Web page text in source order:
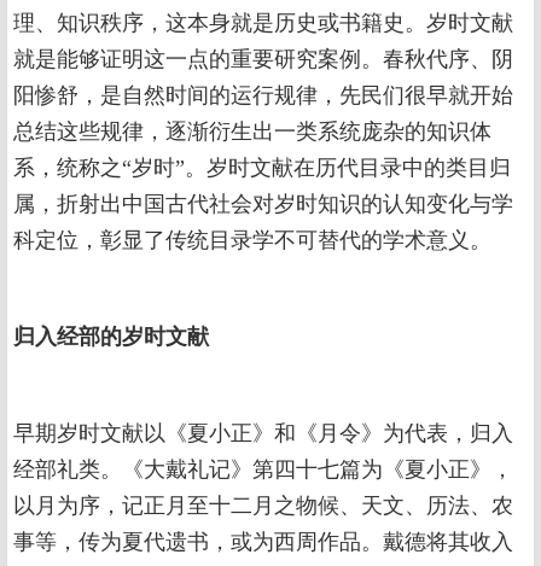
理、知识秩序，这本身就是历史或书籍史。岁时文献
就是能够证明这一点的重要研究案例。春秋代序、阴
阳惨舒，是自然时间的运行规律，先民们很早就开始
总结这些规律，逐渐衍生出一类系统庞杂的知识体
系，统称之“岁时”。岁时文献在历代目录中的类目归
属，折射出中国古代社会对岁时知识的认知变化与学
科定位，彰显了传统目录学不可替代的学术意义。
归入经部的岁时文献
早期岁时文献以《夏小正》和《月令》为代表，归入
经部礼类。《大戴礼记》第四十七篇为《夏小正》，
以月为序，记正月至十二月之物候、天文、历法、农
事等，传为夏代遗书，或为西周作品。戴德将其收入